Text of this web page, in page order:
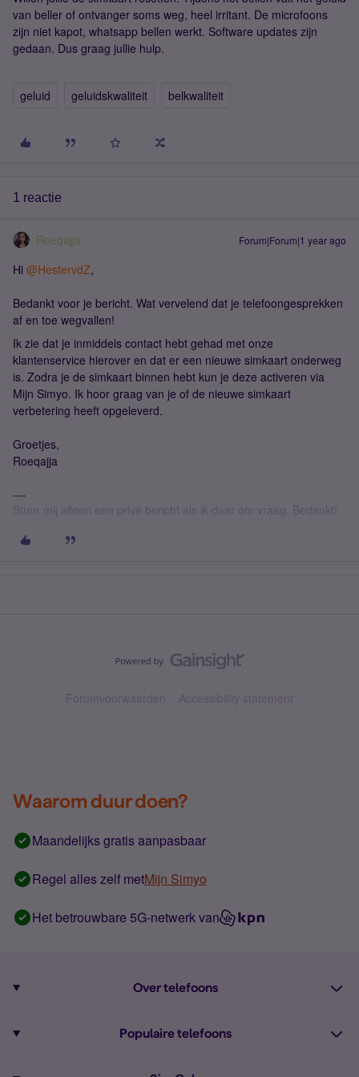
van beller of ontvanger soms weg, heel irritant. De microfoons
zijn niet kapot, whatsapp bellen werkt. Software updates zijn
gedaan. Dus graag jullie hulp.
geluid geluidskwaliteit belkwaliteit
1 reactie
Roeqajja Forum|Forum|1 year ago
Hi @HestervdZ,
Bedankt voor je bericht. Wat vervelend dat je telefoongesprekken
af en toe wegvallen!
Ik zie dat je inmiddels contact hebt gehad met onze
klantenservice hierover en dat er een nieuwe simkaart onderweg
is. Zodra je de simkaart binnen hebt kun je deze activeren via
Mijn Simyo. Ik hoor graag van je of de nieuwe simkaart
verbetering heeft opgeleverd.
Groetjes,
Roeqajja
Stuur mij alleen een privé bericht als ik daar om vraag. Bedankt!
Forumvoorwaarden Accessibility statement
Waarom duur doen?
Maandelijks gratis aanpasbaar
Regel alles zelf metMijn Simyo
Het betrouwbare 5G-netwerk van
Over telefoons
Populaire telefoons